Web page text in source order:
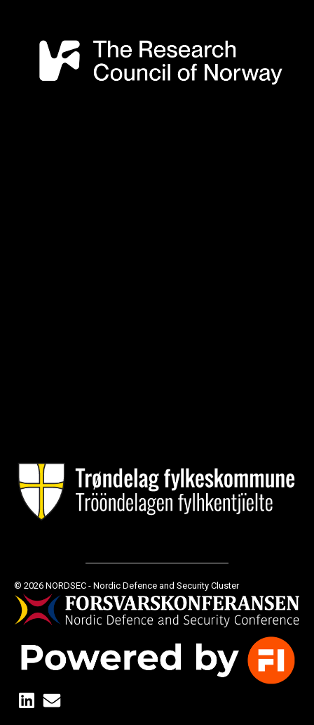
© 2026 NORDSEC - Nordic Defence and Security Cluster